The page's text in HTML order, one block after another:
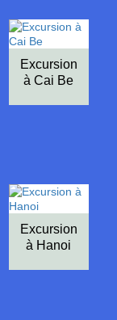
Excursion
à Cai Be
Excursion
à Hanoi